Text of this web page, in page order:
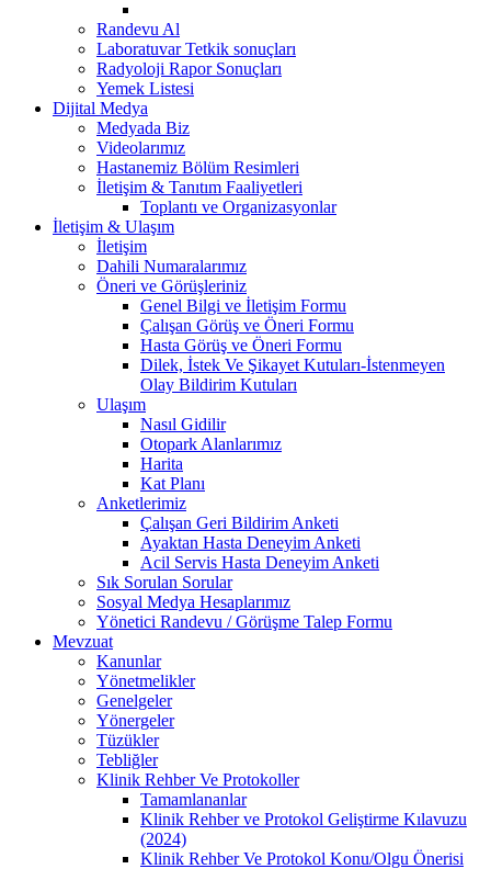
Randevu Al
Laboratuvar Tetkik sonuçları
Radyoloji Rapor Sonuçları
Yemek Listesi
Dijital Medya
Medyada Biz
Videolarımız
Hastanemiz Bölüm Resimleri
İletişim & Tanıtım Faaliyetleri
Toplantı ve Organizasyonlar
İletişim & Ulaşım
İletişim
Dahili Numaralarımız
Öneri ve Görüşleriniz
Genel Bilgi ve İletişim Formu
Çalışan Görüş ve Öneri Formu
Hasta Görüş ve Öneri Formu
Dilek, İstek Ve Şikayet Kutuları-İstenmeyen
Olay Bildirim Kutuları
Ulaşım
Nasıl Gidilir
Otopark Alanlarımız
Harita
Kat Planı
Anketlerimiz
Çalışan Geri Bildirim Anketi
Ayaktan Hasta Deneyim Anketi
Acil Servis Hasta Deneyim Anketi
Sık Sorulan Sorular
Sosyal Medya Hesaplarımız
Yönetici Randevu / Görüşme Talep Formu
Mevzuat
Kanunlar
Yönetmelikler
Genelgeler
Yönergeler
Tüzükler
Tebliğler
Klinik Rehber Ve Protokoller
Tamamlananlar
Klinik Rehber ve Protokol Geliştirme Kılavuzu
(2024)
Klinik Rehber Ve Protokol Konu/Olgu Önerisi